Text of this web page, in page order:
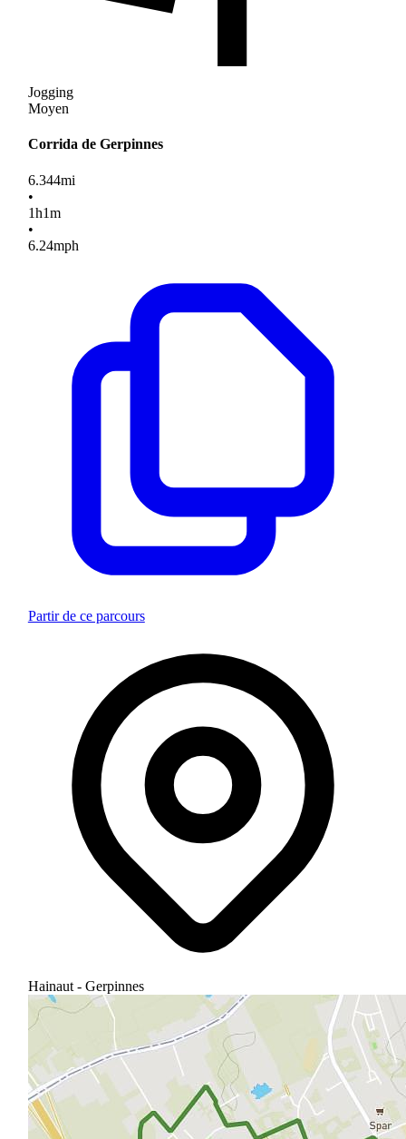
Jogging
Moyen
Corrida de Gerpinnes
6.344mi
•
1h1m
•
6.24mph
Partir de ce parcours
Hainaut - Gerpinnes